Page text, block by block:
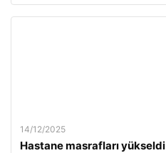
14/12/2025
Hastane masrafları yükseldi